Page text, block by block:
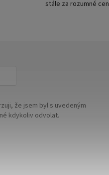
stále za rozumné
že jsem byl s uvedeným
kdykoliv odvolat.